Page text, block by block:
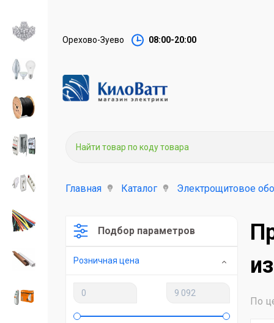
Орехово-Зуево 08:00-20:00
Главная Каталог Электрощитовое
Подбор параметров
Розничная цена
По